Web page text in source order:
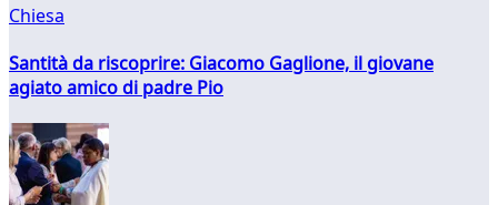
Chiesa
Santità da riscoprire: Giacomo Gaglione, il giovane
agiato amico di padre Pio